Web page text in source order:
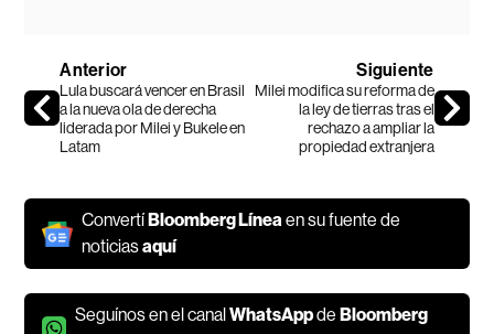
Anterior
Lula buscará vencer en Brasil
a la nueva ola de derecha
liderada por Milei y Bukele en
Latam
Siguiente
Milei modifica su reforma de
la ley de tierras tras el
rechazo a ampliar la
propiedad extranjera
Convertí Bloomberg Líneaen su fuente de
noticiasaquí
Seguínos en el canalWhatsAppde Bloomberg